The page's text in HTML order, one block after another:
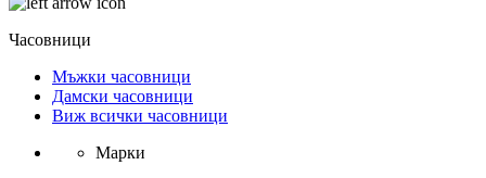
Часовници
Мъжки часовници
Дамски часовници
Виж всички часовници
Марки